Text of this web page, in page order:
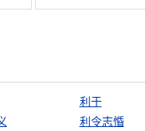
利于
利令志惛